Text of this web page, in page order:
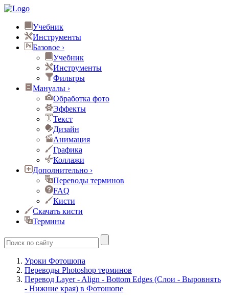
Учебник
Инструменты
Базовое ›
Учебник
Инструменты
Фильтры
Мануалы ›
Обработка фото
Эффекты
Текст
Дизайн
Анимация
Графика
Коллажи
Дополнительно ›
Переводы терминов
FAQ
Кисти
Скачать кисти
Термины
Уроки Фотошопа
Переводы Photoshop терминов
Перевод Layer - Align - Bottom Edges (Слои - Выровнять
- Нижние края) в Фотошопе